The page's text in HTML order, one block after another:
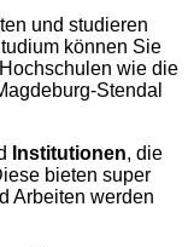
und studieren
können Sie
wie die
Stendal
Institutionen, die
bieten super
Arbeiten werden